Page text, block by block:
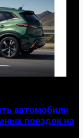
автомобили
поездок на